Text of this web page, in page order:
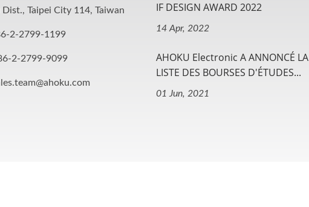
Dist., Taipei City 114, Taiwan
2-2799-1199
2-2799-9099
IF DESIGN AWARD 2022
14 Apr, 2022
AHOKU Electronic A ANNONCÉ LA
LISTE DES BOURSES D'ÉTUDES...
01 Jun, 2021